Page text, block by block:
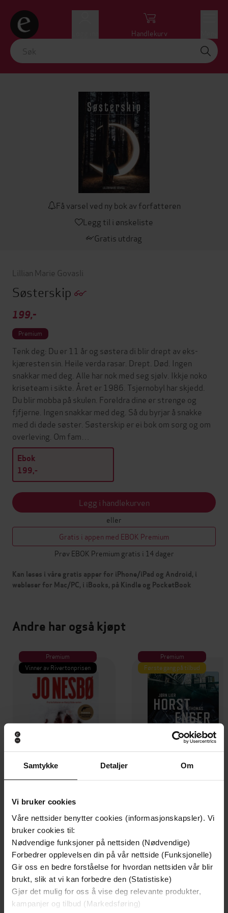
Samtykke Detaljer Om
Vi bruker cookies
Våre nettsider benytter cookies (informasjonskapsler). Vi
bruker cookies til:
Nødvendige funksjoner på nettsiden (Nødvendige)
Forbedrer opplevelsen din på vår nettside (Funksjonelle)
Gir oss en bedre forståelse for hvordan nettsiden vår blir
brukt, slik at vi kan forbedre den (Statistiske)
Gjør det mulig for oss å vise deg relevante produkter,
kampanjer og tilbud (Markedsføring)
Handlekurv
Få varsel ved ny bok av forfatteren
Legg til i ønskeliste
Gratis utdrag
Lillian Marie Govasli
Søsterskip
199,-
Premium
Tenk deg: Du er 11 år og søstera di blir drept av eks-
kjæresten sin. Heile verda rasar. Drept. Død. Ingen
snakkar med deg. Alle har nok med seg sjølv. Ikkje noko
kriseteam i sikte. Året er 1986. Tsjernobyl har skjedd.
Du blir mobba på skulen. Foreldra dine er strenge og
fjfjerne. Ingen snakkar med deg. Så du byrjar å snakke
med di døde søster. Søsterskip er ei bok om sorg og om
overleving. Om fam…
Ebok
199,-
Legg i handlekurven
eller
Gratis i appen med EBOK Premium
Prøv EBOK Premium gratis i 14 dager
Kan leses i våre gratis apper for iPhone/iPad og Android, i
webleser for Mac/PC, i iBooks, på Kindle og PocketBook
Andre har også kjøpt
Premium
Vinner av Rivertonprisen
Minnesota
Jo Nesbø
EBOK
Premium
Første gang på tilbud
Utskudd
EBOK
Forfattere Lillian Marie Govasli